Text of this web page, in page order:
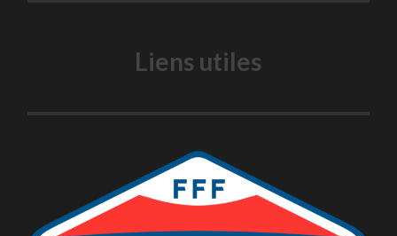
Liens utiles